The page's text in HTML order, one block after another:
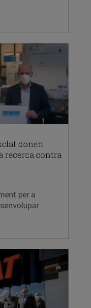
donen
recerca contra
per a